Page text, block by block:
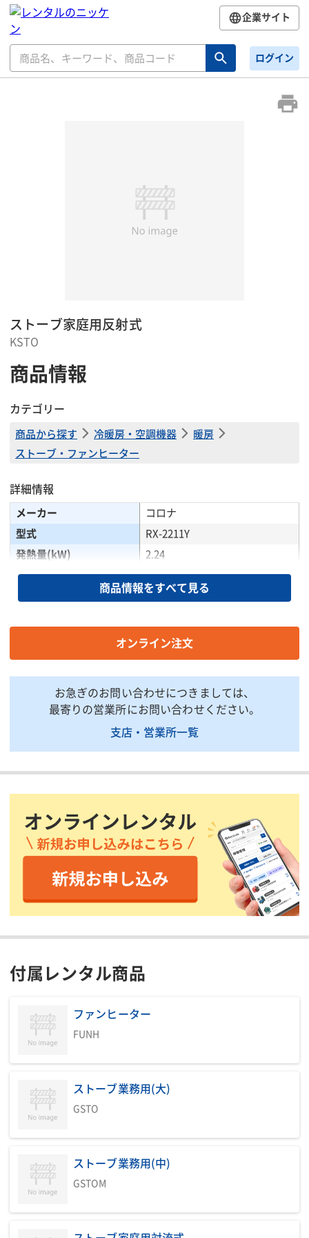
企業サイト
ログイン
ストーブ家庭用反射式
KSTO
商品情報
カテゴリー
商品から探す 冷暖房・空調機器
暖房
ストーブ・ファンヒーター
詳細情報
メーカー
コロナ
型式
RX-2211Y
発熱量(kW)
2.24
燃料/タンク容量(L)
灯油/4
324
510
質量(kg)
7.8
がございます。詳しい仕様につきましては、最寄の営業所までお問い合わせ下さ
注意事項:天板は熱くなってます。手を置かないようにご注意くだ
をお願いいたします。
商品情報をすべて見る
オンライン注文
お急ぎのお問い合わせにつきましては、
最寄りの営業所にお問い合わせください。
支店・営業所一覧
付属レンタル商品
ファンヒーター
FUNH
ストーブ業務用(大)
GSTO
ストーブ業務用(中)
GSTOM